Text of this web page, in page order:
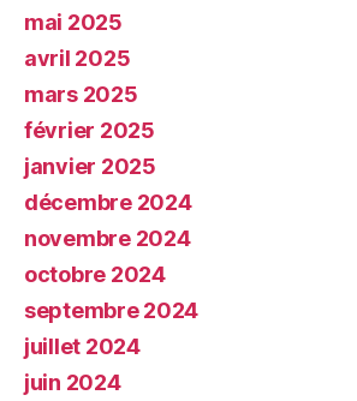
mai 2025
avril 2025
mars 2025
février 2025
janvier 2025
décembre 2024
novembre 2024
octobre 2024
septembre 2024
juillet 2024
juin 2024